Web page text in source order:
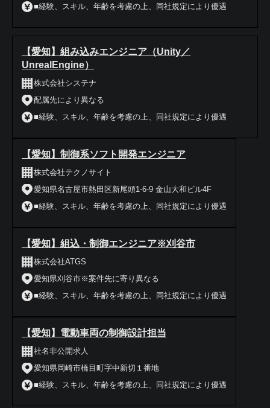
■経験、スキル、年齢を考慮の上、同社規定により優遇
【愛知】組み込みエンジニア（Unity／
UnrealEngine）
株式会社システナ
配属先により異なる
■経験、スキル、年齢を考慮の上、同社規定により優遇
【愛知】制御系ソフト開発エンジニア
株式会社テクノサイト
愛知県名古屋市熱田区新尾頭1-6-9 金山大和ビル4F
■経験、スキル、年齢を考慮の上、同社規定により優遇
【愛知】組込・制御エンジニア※刈谷市
株式会社ATGS
愛知県刈谷市※案件先に寄り異なる
■経験、スキル、年齢を考慮の上、同社規定により優遇
【愛知】電動車両の制御設計担当
社名非公開求人
愛知県岡崎市橋目町字中新切１番地
■経験、スキル、年齢を考慮の上、同社規定により優遇